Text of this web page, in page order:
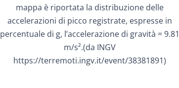
mappa è riportata la distribuzione delle
accelerazioni di picco registrate, espresse in
percentuale di g, l’accelerazione di gravità = 9.81
m/s².(da INGV
https://terremoti.ingv.it/event/38381891)